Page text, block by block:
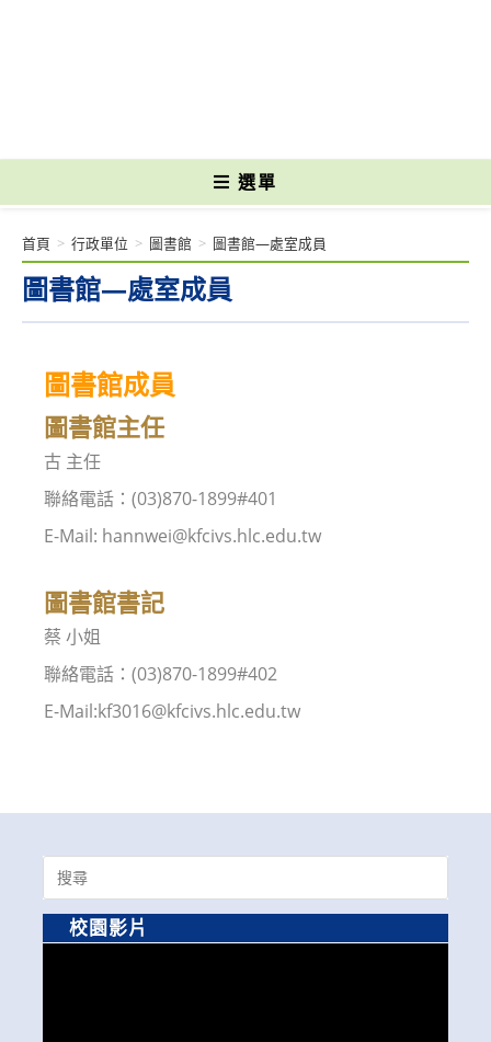
選單
圖書館—處室成員
首頁 > 行政單位 > 圖書館 > 圖書館—處室成員
圖書館成員
圖書館主任
古 主任
聯絡電話：(03)870-1899#401
E-Mail: hannwei@kfcivs.hlc.edu.tw
圖書館書記
蔡 小姐
聯絡電話：(03)870-1899#402
E-Mail:kf3016@kfcivs.hlc.edu.tw
Search
for:
校園影片